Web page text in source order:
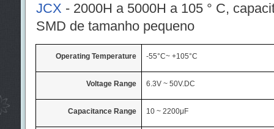
JCX - 2000H a 5000H a 105 ° C,
SMD de tamanho pequeno
Operating Temperature -55°C~ +105°C
Voltage Range 6.3V ~ 50V.DC
Capacitance Range 10 ~ 2200μF